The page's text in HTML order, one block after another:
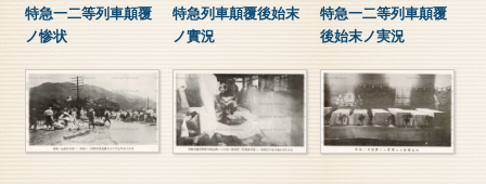
特急一二等列車顛覆
ノ惨状
特急列車顛覆後始末
ノ實況
特急一二等列車顛覆
後始末ノ実況